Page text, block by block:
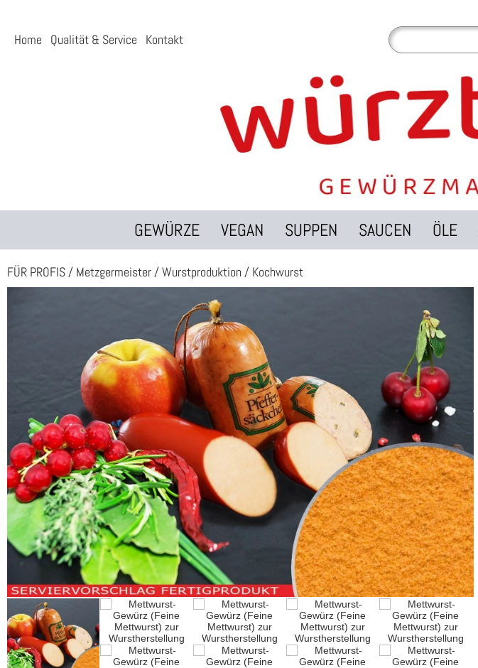
Home Qualität & Service Kontakt
GEWÜRZE VEGAN SUPPEN SAUCEN ÖLE
FÜR PROFIS / Metzgermeister /Wurstproduktion / Kochwurst